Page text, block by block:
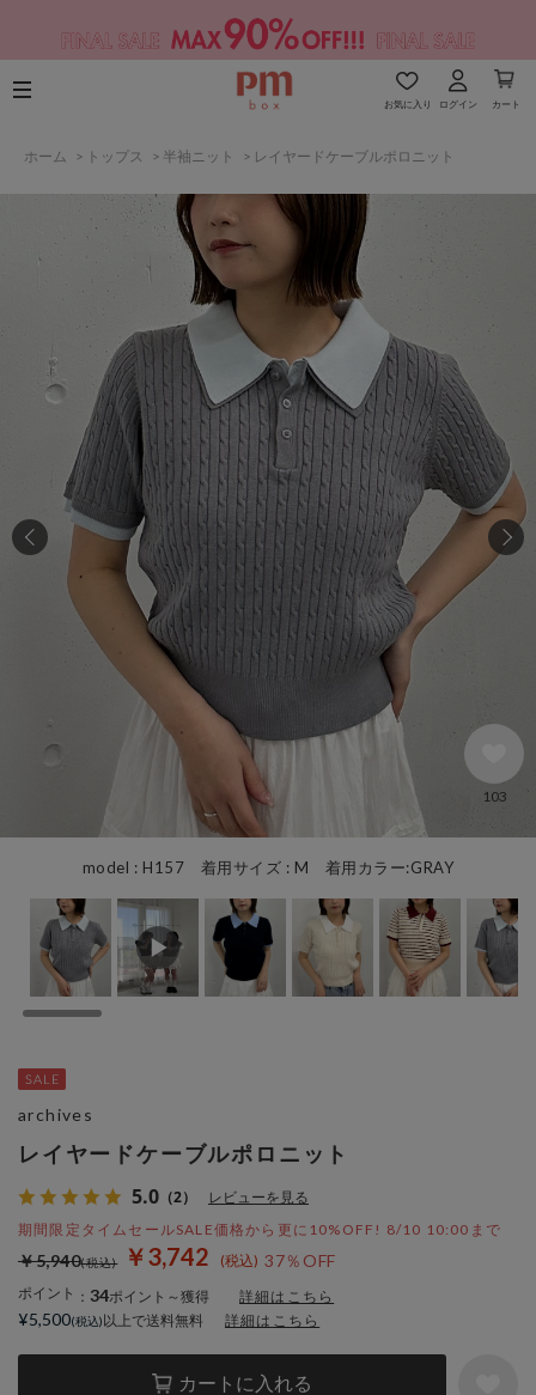
お気に入り ログイン カート
ホーム > トップス > 半袖ニット > レイヤードケーブルポロニット
model : H157 着用サイズ : M 着用カラー:GRAY
103
レイヤードケーブルポロニット
5.0 （2） レビューを見る
期間限定タイムセールSALE価格から更に10%OFF! 8/10 10:00まで
￥3,742 37％OFF
￥5,940
ポイント ： 34ポイント～獲得 詳細はこちら
カートに入れる
archives
¥5,500 以上で送料無料 詳細はこちら